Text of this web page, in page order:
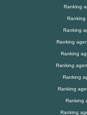
Ranking
Ranking
Ranking
Ranking
Ranking
Ranking
Ranking
Ranking
Ranking
Ranking